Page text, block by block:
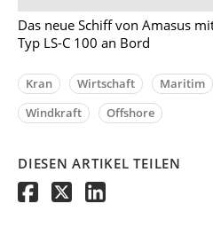
Das neue Schiff von Amasus
Typ LS-C 100 an Bord
Kran Wirtschaft Maritim
Windkraft
Offshore
DIESEN ARTIKEL TEILEN